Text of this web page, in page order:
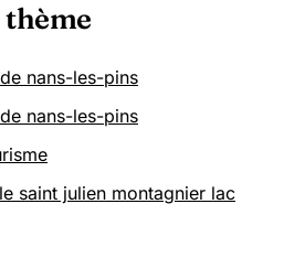
thème
nans-les-pins
nans-les-pins
saint julien montagnier lac